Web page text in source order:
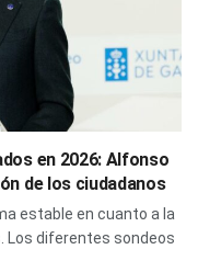
en 2026: Alfonso
de los ciudadanos
estable en cuanto a la
Los diferentes sondeos